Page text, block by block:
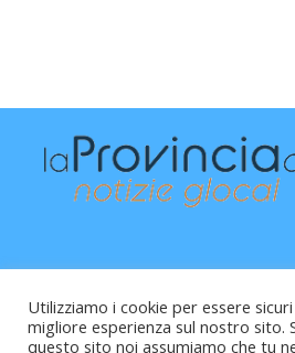
Utilizziamo i cookie per essere
migliore esperienza sul nostro sito.
questo sito noi assumiamo che tu